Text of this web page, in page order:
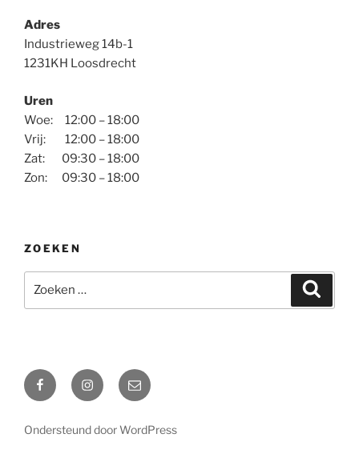
Adres
Industrieweg 14b-1
1231KH Loosdrecht
Uren
Woe: 12:00 – 18:00
Vrij: 12:00 – 18:00
Zat: 09:30 – 18:00
Zon: 09:30 – 18:00
ZOEKEN
naar:
FacebookInstagram
E-
mail
Ondersteund door WordPress